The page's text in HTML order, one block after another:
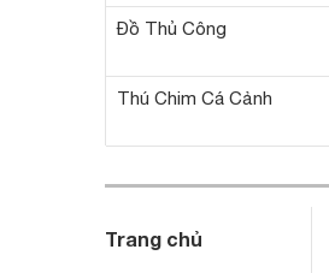
Đồ Thủ Công
Thú Chim Cá Cảnh
Trang chủ